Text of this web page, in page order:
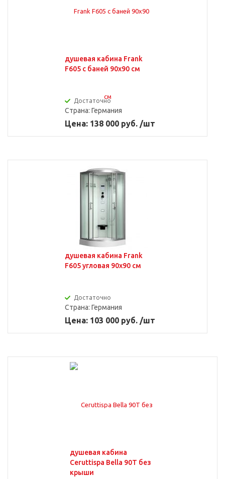
душевая кабина Frank
F605 с баней 90х90 см
Достаточно
Страна: Германия
Цена: 138 000 руб. /шт
душевая кабина Frank
F605 угловая 90х90 см
Достаточно
Страна: Германия
Цена: 103 000 руб. /шт
душевая кабина
Ceruttispa Bella 90T без
крыши